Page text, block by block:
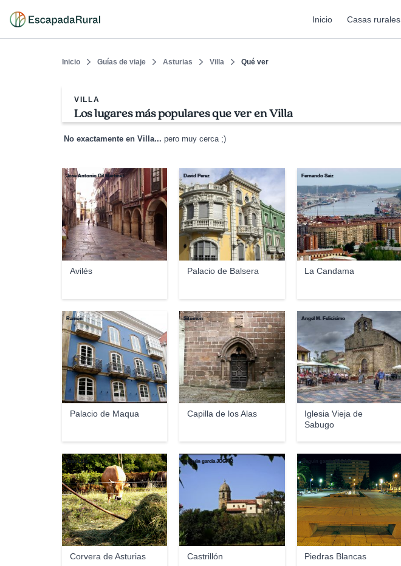
Inicio Casas rurales
Inicio Guías de viaje Asturias Villa Qué ver
VILLA
Los lugares más populares que ver en Villa
No exactamente en Villa... pero muy cerca ;)
Avilés
José Antonio Gil Martínez
Palacio de Balsera
David Perez
La Candama
Fernando Saiz
Palacio de Maqua
Ramón
Capilla de los Alas
Sitomon
Iglesia Vieja de
Sabugo
Ángel M. Felicísimo
Corvera de Asturias
Jose Luis
Castrillón
joaquin garcia JOGAR
Piedras Blancas
joaquin garcia JOGAR